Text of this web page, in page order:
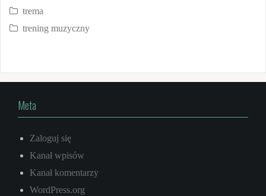
trema
trening muzyczny
Meta
Zaloguj się
Kanał wpisów
Kanał komentarzy
WordPress.org